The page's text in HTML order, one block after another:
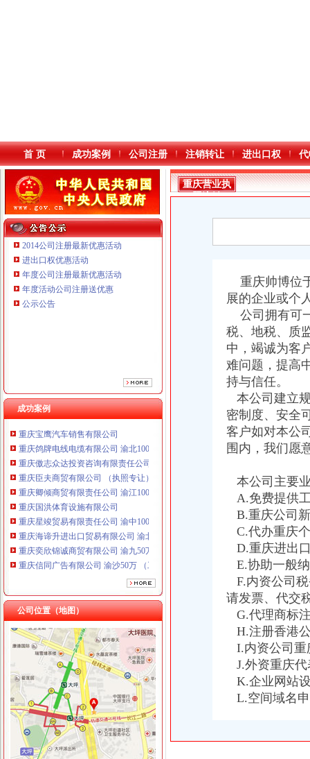
本站导航
首 页 成功案例 公司注册 注销转让 进出口权
2014公司注册最新优惠活动
进出口权优惠活动
年度公司注册最新优惠活动
年度活动公司注册送优惠
公示公告
成功案例
重庆鸽牌电线电缆有限公司 渝北10010万 (进出口权)
重庆傲志众达投资咨询有限责任公司 渝九1000万 （增资）
重庆臣夫商贸有限公司 （执照专让）
重庆奕欣锦诚商贸有限公司 渝九50万 （工商注册）
重庆信同广告有限公司 渝沙50万 （工商注册）
重庆三虹房地产营销策划有限公司
重庆鸽牌电线电缆有限公司 渝北10010万 (进出口权)
重庆傲志众达投资咨询有限责任公司 渝九1000万 （增资）
重庆臣夫商贸有限公司 （执照专让）
重庆卿倾商贸有限责任公司 渝江100万 （工商注册）
重庆国洪体育设施有限公司
重庆星竣贸易有限责任公司 渝中100万 （进出口权）
重庆海谛升进出口贸易有限公司 渝北100万 （进出口权）
重庆奕欣锦诚商贸有限公司 渝九50万 （工商注册）
重庆信同广告有限公司 渝沙50万 （工商注册）
重庆三虹房地产营销策划有限公司
公司位置（地图）
重庆营业执照注销
重庆晚报营业执照遗失、注销声明登报_重庆工商注册_重庆列表网
登报,挂失,营业执照登报,公司注销,税务登记证挂失,挂
员工怀孕期间公司申请注销营业执照
重庆公司注册代办花多少钱-中华机械网
【代办营业执照,公司变更,注销等业务】-公司注册-天津赶集网
北京晚报登报挂失_遗失声明登报_北京晚报注销登报电话_营业执照
重庆营业执
照注销
重庆帅博位
展的企业或个
公司拥有可
税、地税、质
中，竭诚为客
难问题，提高
持与信任。
本公司建立
密制度、安全
客户如对本公
围内，我们愿
本公司主要
A.免费提供
B.重庆公司
C.代办重庆
D.重庆进出
E.协助一般
F.内资公司
请发票、代交
G.代理商标
H.注册香港
I.内资公司重
J.外资重庆代
K.企业网站
L.空间域名